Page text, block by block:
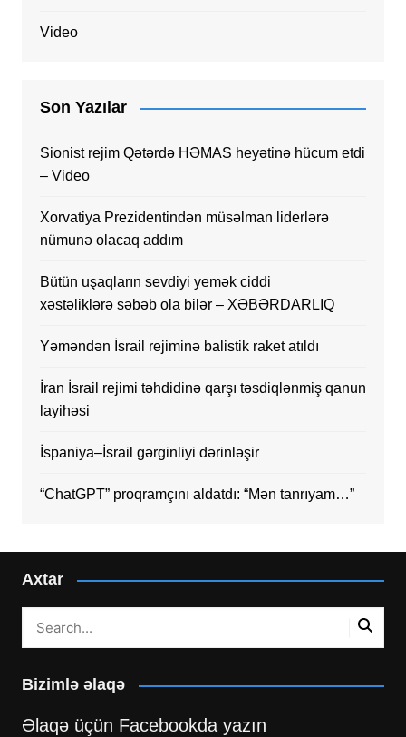
Video
Son Yazılar
Sionist rejim Qətərdə HƏMAS heyətinə hücum etdi
– Video
Xorvatiya Prezidentindən müsəlman liderlərə
nümunə olacaq addım
Bütün uşaqların sevdiyi yemək ciddi
xəstəliklərə səbəb ola bilər – XƏBƏRDARLIQ
Yəməndən İsrail rejiminə balistik raket atıldı
İran İsrail rejimi təhdidinə qarşı təsdiqlənmiş qanun
layihəsi
İspaniya–İsrail gərginliyi dərinləşir
“ChatGPT” proqramçını aldatdı: “Mən tanrıyam…”
Axtar
Bizimlə əlaqə
Əlaqə üçün Facebookda yazın